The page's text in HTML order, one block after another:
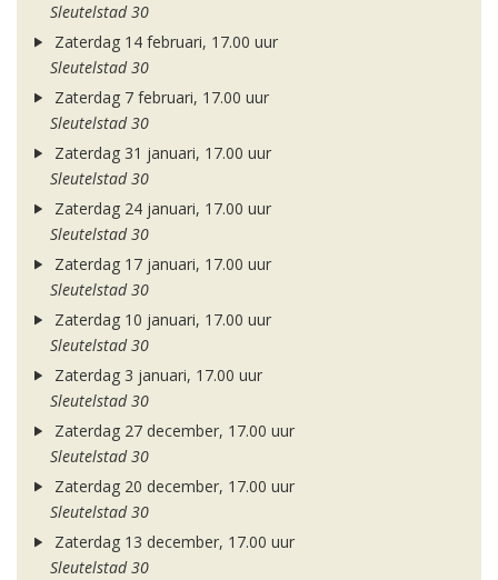
Sleutelstad 30
Zaterdag 14 februari, 17.00 uur
Sleutelstad 30
Zaterdag 7 februari, 17.00 uur
Sleutelstad 30
Zaterdag 31 januari, 17.00 uur
Sleutelstad 30
Zaterdag 24 januari, 17.00 uur
Sleutelstad 30
Zaterdag 17 januari, 17.00 uur
Sleutelstad 30
Zaterdag 10 januari, 17.00 uur
Sleutelstad 30
Zaterdag 3 januari, 17.00 uur
Sleutelstad 30
Zaterdag 27 december, 17.00 uur
Sleutelstad 30
Zaterdag 20 december, 17.00 uur
Sleutelstad 30
Zaterdag 13 december, 17.00 uur
Sleutelstad 30